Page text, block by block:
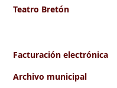
Teatro Bretón
Facturación electrónica
Archivo municipal